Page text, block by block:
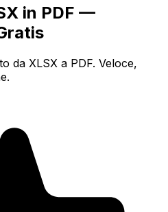
in PDF —
da XLSX a PDF. Veloce,